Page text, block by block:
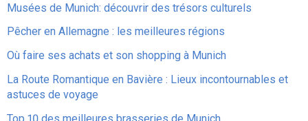
Musées de Munich: découvrir des trésors culturels
Pêcher en Allemagne : les meilleures régions
Où faire ses achats et son shopping à Munich
La Route Romantique en Bavière : Lieux incontournables et
astuces de voyage